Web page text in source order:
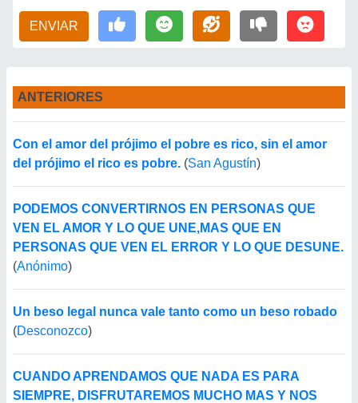
ENVIAR
ANTERIORES
Con el amor del prójimo el pobre es rico, sin el amor
del prójimo el rico es pobre. (San Agustín)
PODEMOS CONVERTIRNOS EN PERSONAS QUE
VEN EL AMOR Y LO QUE UNE,MAS QUE EN
PERSONAS QUE VEN EL ERROR Y LO QUE DESUNE.
(Anónimo)
Un beso legal nunca vale tanto como un beso robado
(Desconozco)
CUANDO APRENDAMOS QUE NADA ES PARA
SIEMPRE, DISFRUTAREMOS MUCHO MAS Y NOS